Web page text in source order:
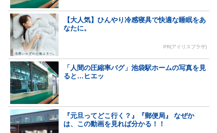
【大人気】ひんやり冷感寝具で快適な睡眠をあ
なたに。
PR(アイリスプラザ)
「人間の圧縮率バグ」池袋駅ホームの写真を見
ると…ヒエッ
『元旦ってどこ行く？』『郵便局』 なぜか
は、この動画を見れば分かる！！